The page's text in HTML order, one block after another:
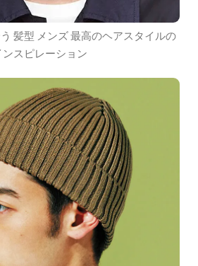
髪型 メンズ 最高のヘアスタイルの
ンスピレーション